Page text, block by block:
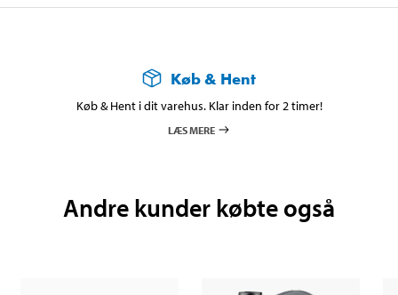
Køb & Hent
Køb & Hent i dit varehus. Klar inden for 2 timer!
LÆS MERE
Andre kunder købte også